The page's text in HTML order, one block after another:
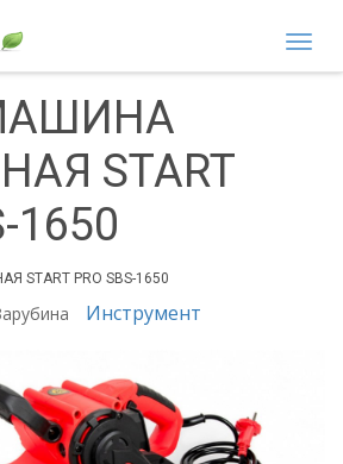
START
1650
PRO SBS-1650
Инструмент